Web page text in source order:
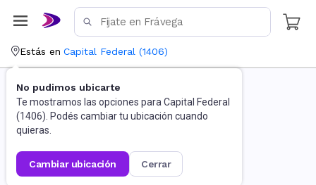
Estás en Capital Federal (1406)
No pudimos ubicarte
Te mostramos las opciones para Capital Federal
(1406). Podés cambiar tu ubicación cuando
quieras.
cambiar ubicación cerrar
La página no existe